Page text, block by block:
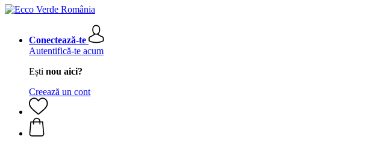
Conectează-te
Autentifică-te acum
Ești nou aici?
Creează un cont